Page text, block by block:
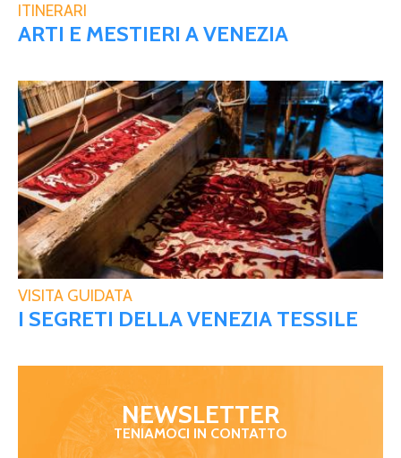
ITINERARI
ARTI E MESTIERI A VENEZIA
VISITA GUIDATA
I SEGRETI DELLA VENEZIA TESSILE
NEWSLETTER
TENIAMOCI IN CONTATTO